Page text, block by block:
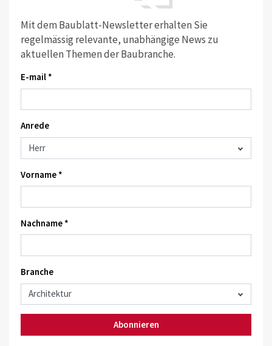
Mit dem Baublatt-Newsletter erhalten Sie
regelmässig relevante, unabhängige News zu
aktuellen Themen der Baubranche.
E-mail *
Anrede
Vorname *
Nachname *
Branche
Abonnieren